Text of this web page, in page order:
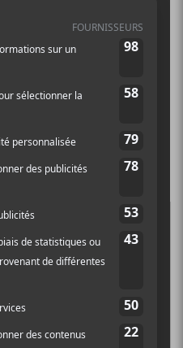
un succès
albumFreudian– sorti
manquer avec l’ami(e)
à la Place Bell pour être